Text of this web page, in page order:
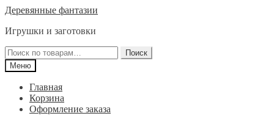
Перейти
навигации
Перейти
содержимому
Деревянные фантазии
Игрушки и заготовки
Искать:
Поиск
Меню
Главная
Корзина
Оформление заказа